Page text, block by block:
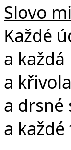
Slovo
Každé
a
a
a drsné
a